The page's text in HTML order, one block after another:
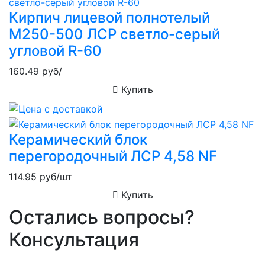
Кирпич лицевой полнотелый
М250-500 ЛСР светло-серый
угловой R-60
160.49 руб/
Купить
Керамический блок
перегородочный ЛСР 4,58 NF
114.95 руб/шт
Купить
Остались вопросы?
Консультация